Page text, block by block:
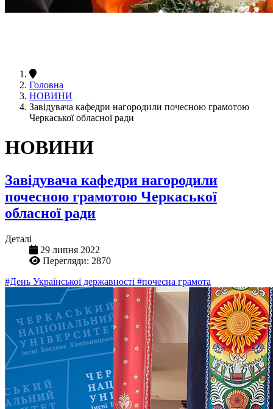
Головна
НОВИНИ
Завідувача кафедри нагородили почесною грамотою
Черкаської обласної ради
НОВИНИ
Завідувача кафедри нагородили
почесною грамотою Черкаської
обласної ради
Деталі
29 липня 2022
Перегляди: 2870
#День Української державності #почесна грамота